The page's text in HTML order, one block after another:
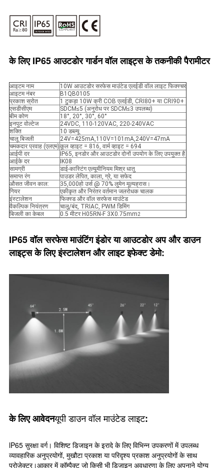
के लिए IP65 आउटडोर गार्डन वॉल लाइट्स के तकनीकी पैरामीटर
आइटम नाम
10W आउटडोर सरफेस माउंटेड एलईडी वॉल लाइट फिक्स्चर
आइटम नंबर
B1QB0105
प्रकाश स्रोत
1 टुकड़ा 10W क्री COB एलईडी, CRI80+ या CRI90+
एसडीसीएम
SDCM≤5 (अनुरोध पर SDCM≤3 उपलब्ध)
बीम कोण
18°, 20°, 30°, 60°
इनपुट वोल्टेज
24VDC, 110-120VAC, 220-240VAC
शक्ति
10 डब्ल्यू
चालू बिजली
24V=425mA,110V=101mA,240V=47mA
चमकदार प्रवाह (एलएम)कूल व्हाइट = 816, वार्म व्हाइट = 694
आईपी ​​दर
IP65, इनडोर और आउटडोर दोनों उपयोग के लिए उपयुक्त है
आईके दर
IK08
सामग्री
डाई-कास्टिंग एल्यूमीनियम मिश्र धातु
समाप्त रंग
पाउडर लेपित, काला, ग्रे, या सफेद
औसत जीवन काल:
35,000हो उर्स @ 70% लुमेन मूल्यह्रास।
गियर
एकीकृत और निरंतर वर्तमान जलरोधक चालक
इंस्टालेशन
फिक्स्ड और वॉल सरफेस माउंटेड
वैकल्पिक नियंत्रण
चालू/बंद, TRIAC, PWM डिमिंग
बिजली का केबल
0.5 मीटर H05RN-F 3X0.75mm2
IP65 वॉल सरफेस माउंटिंग इंडोर या आउटडोर अप और डाउन
लाइट्स के लिए इंस्टालेशन और लाइट इफेक्ट डेमो:
के लिए आवेदनयूपी डाउन वॉल माउंटेड लाइट:
lP65 सुरक्षा वर्ग। विशिष्ट डिजाइन के इरादे के लिए विभिन्न उपकरणों में उपलब्ध
व्यावहारिक अनुप्रयोगों, मुखौटा प्रकाश या परिदृश्य प्रकाश अनुप्रयोगों के साथ
प्रोजेक्टर।आकार में कॉम्पैक्ट जो किसी भी डिजाइन अवधारणा के लिए अपनाने योग्य